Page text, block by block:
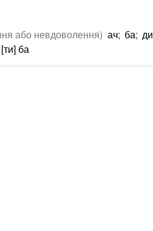
або невдоволення) ач; ба;
ба